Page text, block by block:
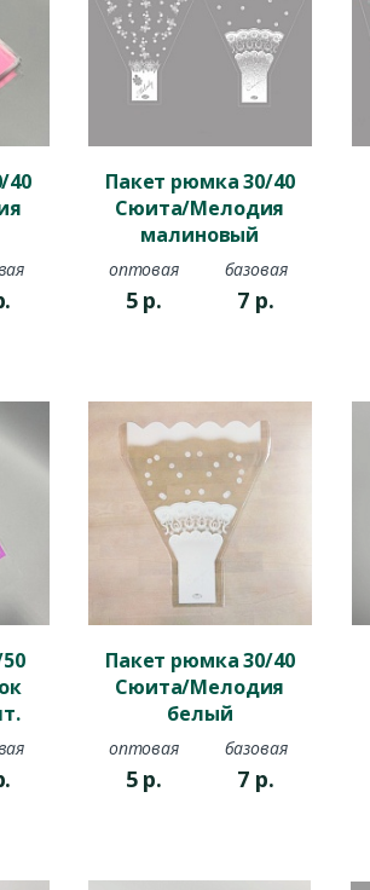
40
Пакет рюмка 30/40
Сюита/Мелодия
малиновый
оптовая
5 р.
базовая
7 р.
Пакет рюмка 30/40
Сюита/Мелодия
белый
оптовая
5 р.
базовая
7 р.